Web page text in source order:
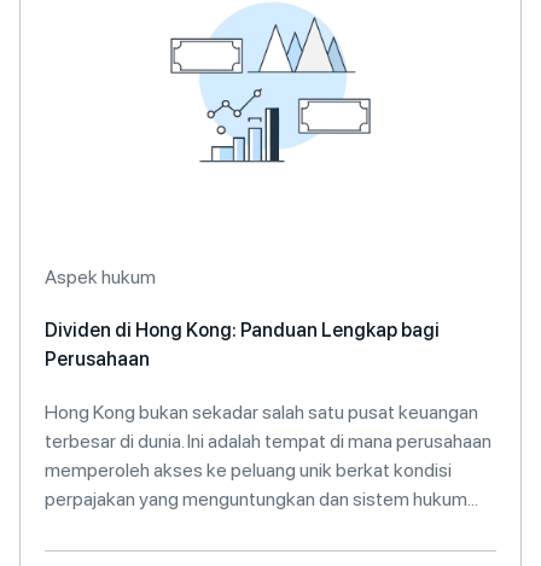
Aspek hukum
Dividen di Hong Kong: Panduan Lengkap bagi
Perusahaan
Hong Kong bukan sekadar salah satu pusat keuangan
terbesar di dunia. Ini adalah tempat di mana perusahaan
memperoleh akses ke peluang unik berkat kondisi
perpajakan yang menguntungkan dan sistem hukum...